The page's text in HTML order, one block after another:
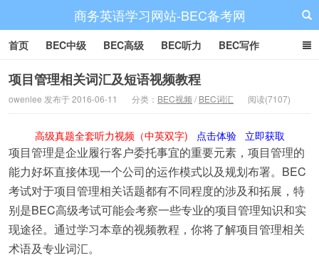
商务英语学习网站-BEC备考网
首页 BEC中级 BEC高级 BEC听力 BEC写作
BEC阅读 BEC词汇 BEC视频 BEC真题
项目管理相关词汇及短语视频教程
owenlee 发布于 2016-06-11 分类： BEC视频 / BEC词汇 阅读(7107)
高级真题全套听力视频（中英双字) 点击体验 立即获取
项目管理是企业履行客户委托事宜的重要元素，项目管理的
能力好坏直接体现一个公司的运作模式以及规划布署。BEC
考试对于项目管理相关话题都有不同程度的涉及和拓展，特
别是BEC高级考试可能会考察一些专业的项目管理知识和实
现途径。通过学习本章的视频教程，你将了解项目管理相关
术语及专业词汇。